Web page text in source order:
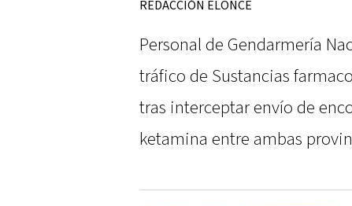
REDACCIÓN ELONCE
Personal de Gendarmería
tráfico de Sustancias
tras interceptar envío de
ketamina entre ambas